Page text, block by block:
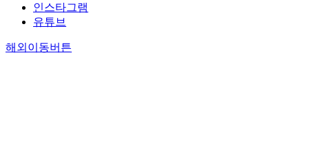
인스타그램
유튜브
해외이동버튼